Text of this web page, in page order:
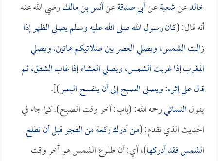
خالدعنشعبةعنأبي صدقةعنأنس بن مالكرضي الله عنه
أنه قال: (كان رسول الله صلى الله عليه وسلم يصلي الظهر إذا
زالت الشمس، ويصلي العصر بين صلاتيكم هاتين، ويصلي
المغرب إذا غربت الشمس، ويصلي العشاء إذا غاب الشفق، ثم
قال على إثره: ويصلي الصبح إلى أن ينفسح البصر)].
يقولالنسائيرحمه الله: (باب: آخر وقت الصبح). كما جاء في
الحديث الذي تقدم: (من أدرك ركعة من الفجر قبل أن تطلع
الشمس فقد أدركها)، أي: أن طلوع الشمس هو آخر وقت